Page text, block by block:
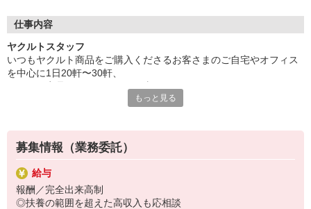
お子さんと過ごす時間もきちんと取れ、
◎仲間のサポートが心強い
ヤクルトスタッフの大多数が子育て中や
子育て経験を持つ主婦の方です。
仕事や育児相談なども気軽にできたり、
仕事内容
ヤクルトスタッフ
いつもヤクルト商品をご購入くださるお客さまのご自宅やオフィス
を中心に1日20軒〜30軒、
商品を通じてお客さまとふれあう楽しさ、健康的な生活にお役立ち
す！
特に扶養範囲外でしっかり稼ぎたい方には最適なエリアをご用意し
ます。
もちろんバランスよく働きたい方もご相談ください。
もっと見る
募集情報（業務委託）
給与
報酬／完全出来高制
◎扶養の範囲を超えた高収入も応相談